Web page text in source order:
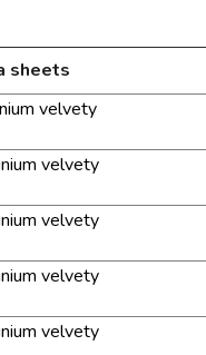
sheets
velvety
velvety
velvety
velvety
velvety